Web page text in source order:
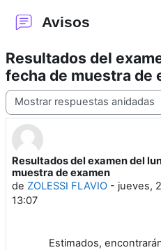
Avisos
Resultados del
fecha de muestra de
Mostrar modo
Resultados del examen del
muestra de examen
de ZOLESSI FLAVIO - jueves,
13:07
Número de respuestas: 0
Estimados,